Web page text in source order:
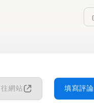
網站 填寫評論